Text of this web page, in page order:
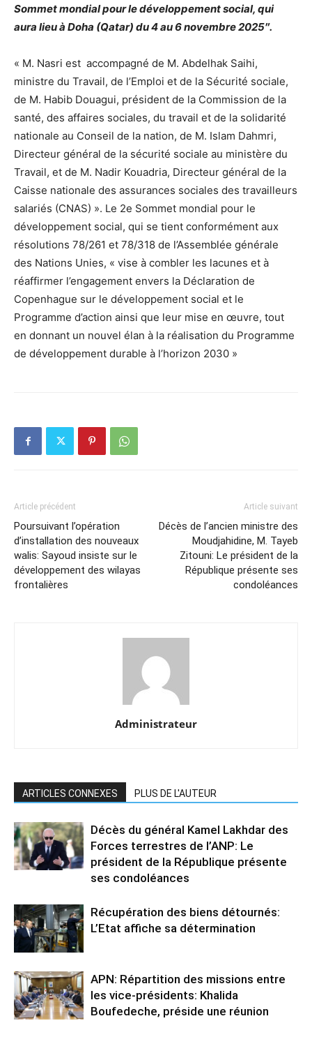
Sommet mondial pour le développement social, qui
aura lieu à Doha (Qatar) du 4 au 6 novembre 2025″.
« M. Nasri est accompagné de M. Abdelhak Saihi,
ministre du Travail, de l’Emploi et de la Sécurité sociale,
de M. Habib Douagui, président de la Commission de la
santé, des affaires sociales, du travail et de la solidarité
nationale au Conseil de la nation, de M. Islam Dahmri,
Directeur général de la sécurité sociale au ministère du
Travail, et de M. Nadir Kouadria, Directeur général de la
Caisse nationale des assurances sociales des travailleurs
salariés (CNAS) ». Le 2e Sommet mondial pour le
développement social, qui se tient conformément aux
résolutions 78/261 et 78/318 de l’Assemblée générale
des Nations Unies, « vise à combler les lacunes et à
réaffirmer l’engagement envers la Déclaration de
Copenhague sur le développement social et le
Programme d’action ainsi que leur mise en œuvre, tout
en donnant un nouvel élan à la réalisation du Programme
de développement durable à l’horizon 2030 »
Article précédent
Poursuivant l’opération
d’installation des nouveaux
walis: Sayoud insiste sur le
développement des wilayas
frontalières
Article suivant
Décès de l’ancien ministre des
Moudjahidine, M. Tayeb
Zitouni: Le président de la
République présente ses
condoléances
Administrateur
ARTICLES CONNEXES PLUS DE L'AUTEUR
Décès du général Kamel Lakhdar des
Forces terrestres de l’ANP: Le
président de la République présente
ses condoléances
Récupération des biens détournés:
L’Etat affiche sa détermination
APN: Répartition des missions entre
les vice-présidents: Khalida
Boufedeche, préside une réunion